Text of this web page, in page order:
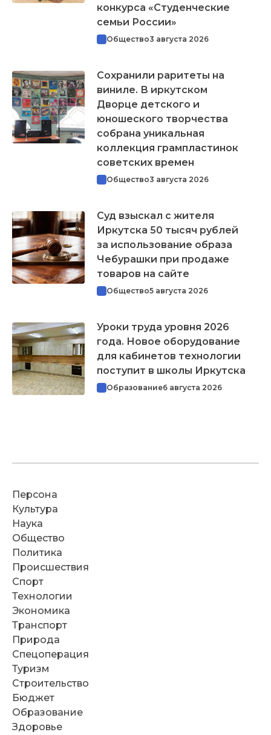
конкурса «Студенческие
семьи России»
Общество3 августа 2026
Сохранили раритеты на
виниле. В иркутском
Дворце детского и
юношеского творчества
собрана уникальная
коллекция грампластинок
советских времен
Общество3 августа 2026
Суд взыскал с жителя
Иркутска 50 тысяч рублей
за использование образа
Чебурашки при продаже
товаров на сайте
Общество5 августа 2026
Уроки труда уровня 2026
года. Новое оборудование
для кабинетов технологии
поступит в школы Иркутска
Образование6 августа 2026
Персона
Культура
Наука
Общество
Политика
Происшествия
Спорт
Технологии
Экономика
Транспорт
Природа
Спецоперация
Туризм
Строительство
Бюджет
Образование
Здоровье